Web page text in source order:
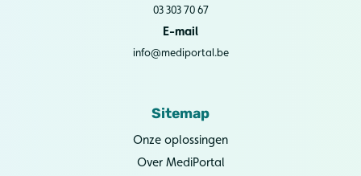
03 303 70 67
E-mail
info@mediportal.be
Sitemap
Onze oplossingen
Over MediPortal